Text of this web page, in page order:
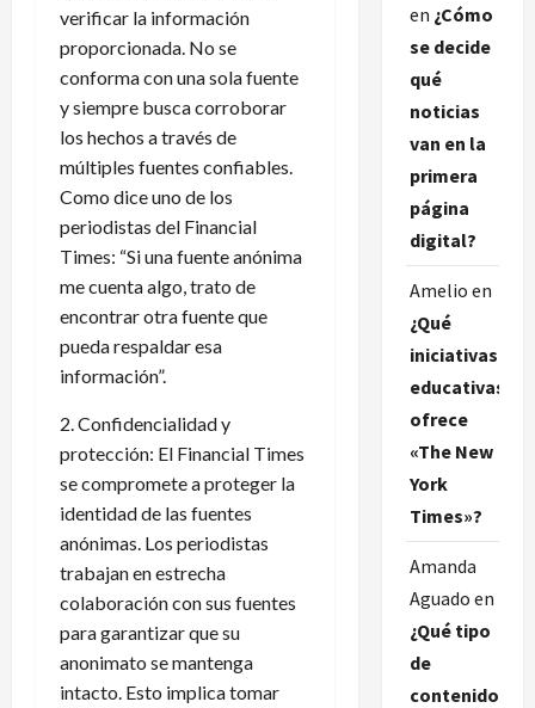
verificar la información
proporcionada. No se
conforma con una sola fuente
y siempre busca corroborar
los hechos a través de
múltiples fuentes confiables.
Como dice uno de los
periodistas del Financial
Times: “Si una fuente anónima
me cuenta algo, trato de
encontrar otra fuente que
pueda respaldar esa
información”.
2. Confidencialidad y
protección: El Financial Times
se compromete a proteger la
identidad de las fuentes
anónimas. Los periodistas
trabajan en estrecha
colaboración con sus fuentes
para garantizar que su
anonimato se mantenga
intacto. Esto implica tomar
en ¿Cómo
se decide
qué
noticias
van en la
primera
página
digital?
Amelio en
¿Qué
iniciativas
educativas
ofrece
«The New
York
Times»?
Amanda
Aguado en
¿Qué tipo
de
contenido